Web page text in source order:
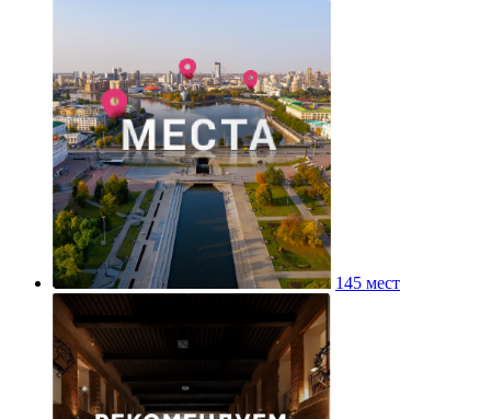
145 мест